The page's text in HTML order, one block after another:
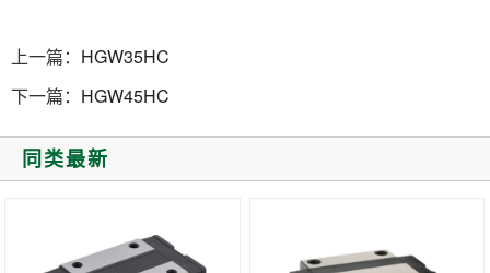
上一篇： HGW35HC
下一篇： HGW45HC
同类最新